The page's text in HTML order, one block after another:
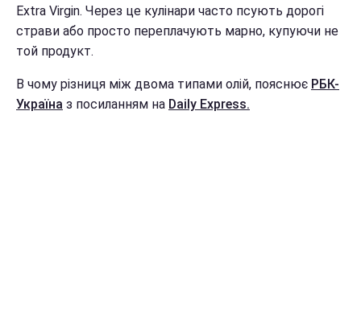
Extra Virgin. Через це кулінари часто псують дорогі
страви або просто переплачують марно, купуючи не
той продукт.
В чому різниця між двома типами олій, пояснює РБК-
Україна з посиланням на Daily Express.